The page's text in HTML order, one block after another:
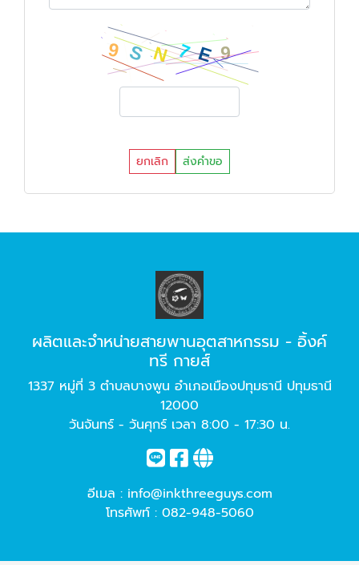
ยกเลิก ส่งคำขอ
ผลิตและจำหน่ายสายพานอุตสาหกรรม - อิ้งค์
ทรี กายส์
1337 หมู่ที่ 3 ตำบลบางพูน อำเภอเมืองปทุมธานี ปทุมธานี
12000
วันจันทร์ - วันศุกร์ เวลา 8:00 - 17:30 น.
อีเมล : info@inkthreeguys.com
โทรศัพท์ : 082-948-5060